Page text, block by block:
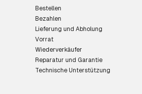
Bestellen
Bezahlen
Lieferung und Abholung
Vorrat
Wiederverkäufer
Reparatur und Garantie
Technische Unterstützung